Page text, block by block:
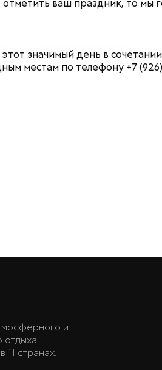
ваш праздник, то мы
значимый день в
местам по телефону +7
и
отдыха.
11 странах.